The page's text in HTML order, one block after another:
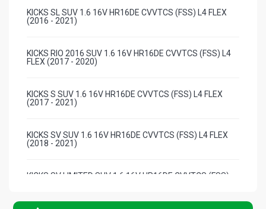
KICKS SL SUV 1.6 16V HR16DE CVVTCS (FSS) L4 FLEX
(2016 - 2021)
KICKS RIO 2016 SUV 1.6 16V HR16DE CVVTCS (FSS) L4
FLEX (2017 - 2020)
KICKS S SUV 1.6 16V HR16DE CVVTCS (FSS) L4 FLEX
(2017 - 2021)
KICKS SV SUV 1.6 16V HR16DE CVVTCS (FSS) L4 FLEX
(2018 - 2021)
KICKS SV LIMITED SUV 1.6 16V HR16DE CVVTCS (FSS)